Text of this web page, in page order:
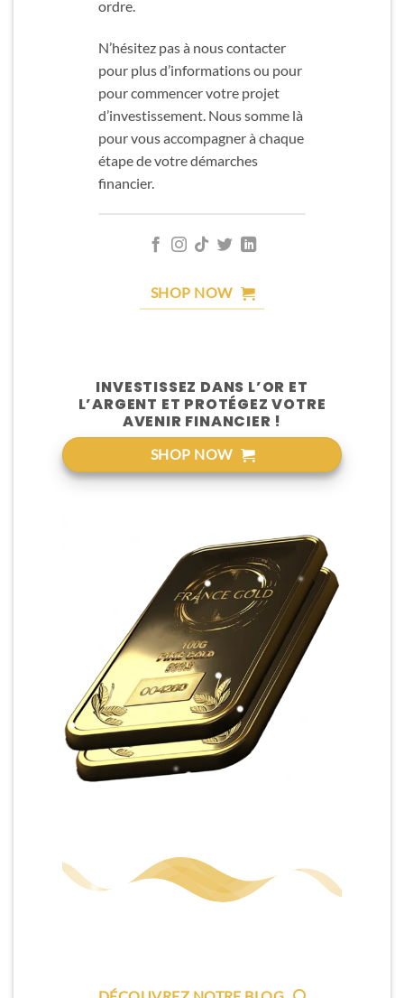
ordre.
N’hésitez pas à nous contacter
pour plus d’informations ou pour
pour commencer votre projet
d’investissement. Nous somme là
pour vous accompagner à chaque
étape de votre démarches
financier.
SHOP NOW
INVESTISSEZ DANS L’OR ET
L’ARGENT ET PROTÉGEZ VOTRE
AVENIR FINANCIER !
SHOP NOW